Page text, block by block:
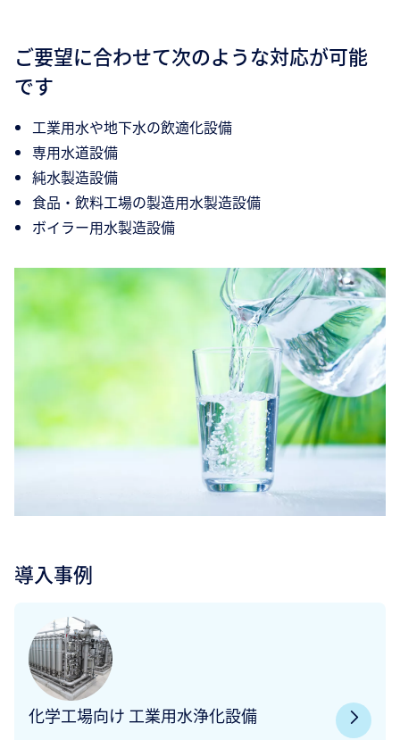
ご要望に合わせて次のような対応が可能
です
工業用水や地下水の飲適化設備
専用水道設備
純水製造設備
食品・飲料工場の製造用水製造設備
ボイラー用水製造設備
導入事例
化学工場向け 工業用水浄化設備